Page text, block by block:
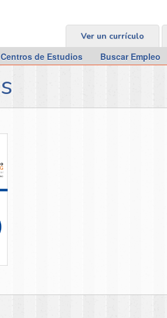
Ver un currículo
Centros de Estudios Buscar Empleo